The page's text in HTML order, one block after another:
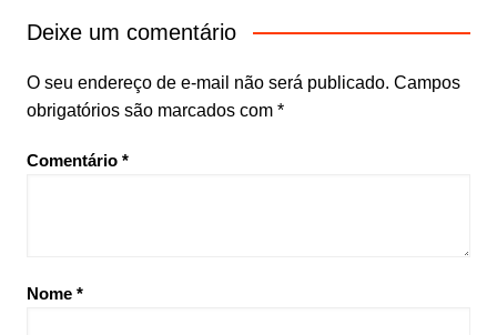
Deixe um comentário
O seu endereço de e-mail não será publicado. Campos
obrigatórios são marcados com *
Comentário *
Nome *